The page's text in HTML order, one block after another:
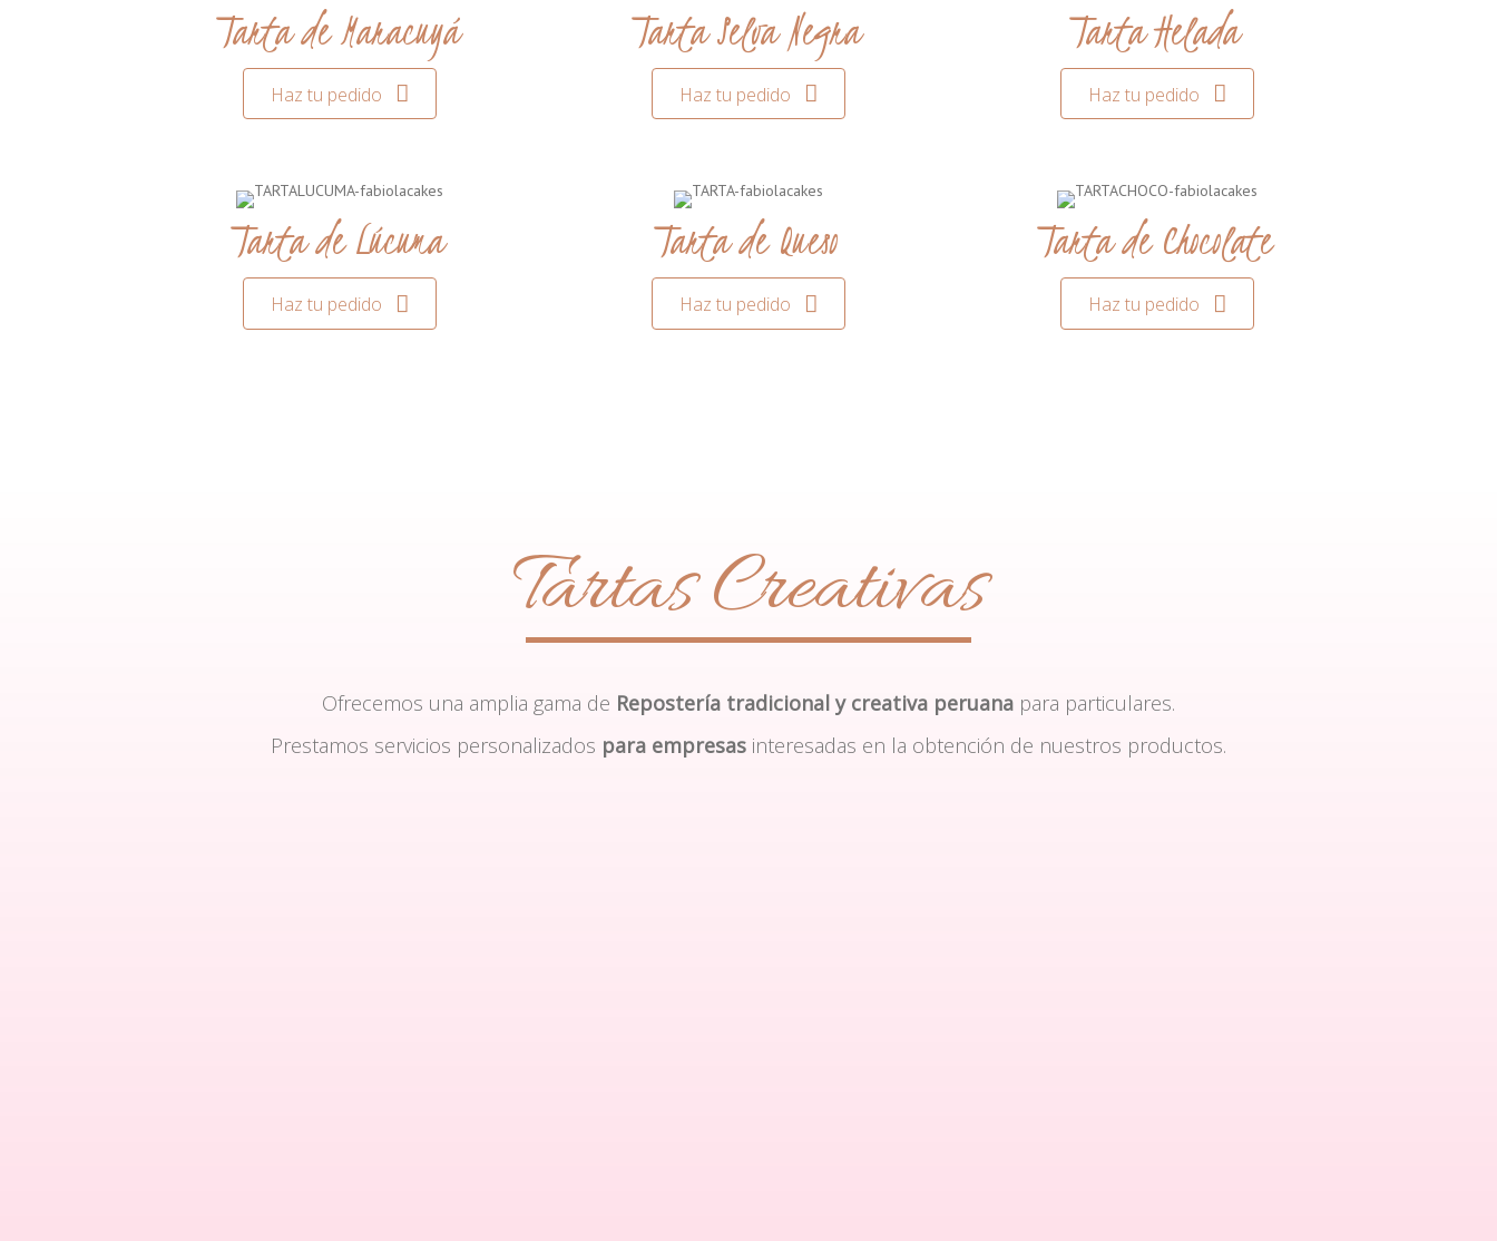
Tarta de Maracuyá
Haz tu pedido
Tarta Selva Negra
Haz tu pedido
Tarta Helada
Haz tu pedido
Tarta de Lúcuma
Haz tu pedido
Tarta de Queso
Haz tu pedido
Tarta de Chocolate
Haz tu pedido
Tartas Creativas
Ofrecemos una amplia gama de Repostería tradicional y creativa peruana para particulares.
Prestamos servicios personalizados para empresas interesadas en la obtención de nuestros productos.